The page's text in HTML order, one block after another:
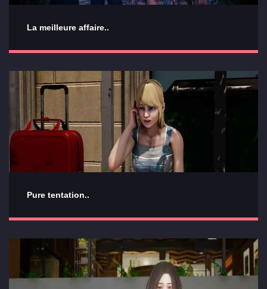
La meilleure affaire..
Pure tentation..